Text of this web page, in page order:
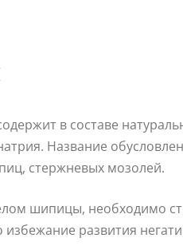
в составе
Название
стержневых мозолей.
шипицы, необходимо
развития